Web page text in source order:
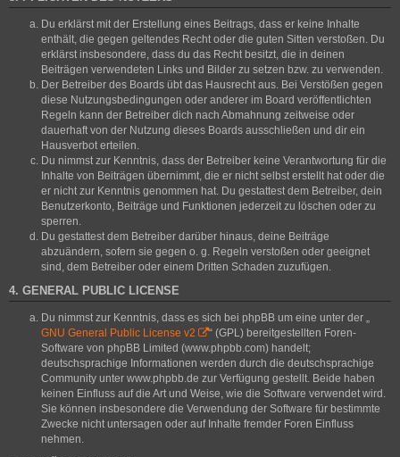
Du erklärst mit der Erstellung eines Beitrags, dass er keine Inhalte
enthält, die gegen geltendes Recht oder die guten Sitten verstoßen. Du
erklärst insbesondere, dass du das Recht besitzt, die in deinen
Beiträgen verwendeten Links und Bilder zu setzen bzw. zu verwenden.
Der Betreiber des Boards übt das Hausrecht aus. Bei Verstößen gegen
diese Nutzungsbedingungen oder anderer im Board veröffentlichten
Regeln kann der Betreiber dich nach Abmahnung zeitweise oder
dauerhaft von der Nutzung dieses Boards ausschließen und dir ein
Hausverbot erteilen.
Du nimmst zur Kenntnis, dass der Betreiber keine Verantwortung für die
Inhalte von Beiträgen übernimmt, die er nicht selbst erstellt hat oder die
er nicht zur Kenntnis genommen hat. Du gestattest dem Betreiber, dein
Benutzerkonto, Beiträge und Funktionen jederzeit zu löschen oder zu
sperren.
Du gestattest dem Betreiber darüber hinaus, deine Beiträge
abzuändern, sofern sie gegen o. g. Regeln verstoßen oder geeignet
sind, dem Betreiber oder einem Dritten Schaden zuzufügen.
4. GENERAL PUBLIC LICENSE
Du nimmst zur Kenntnis, dass es sich bei phpBB um eine unter der „
GNU General Public License v2
“ (GPL) bereitgestellten Foren-
Software von phpBB Limited (www.phpbb.com) handelt;
deutschsprachige Informationen werden durch die deutschsprachige
Community unter www.phpbb.de zur Verfügung gestellt. Beide haben
keinen Einfluss auf die Art und Weise, wie die Software verwendet wird.
Sie können insbesondere die Verwendung der Software für bestimmte
Zwecke nicht untersagen oder auf Inhalte fremder Foren Einfluss
nehmen.